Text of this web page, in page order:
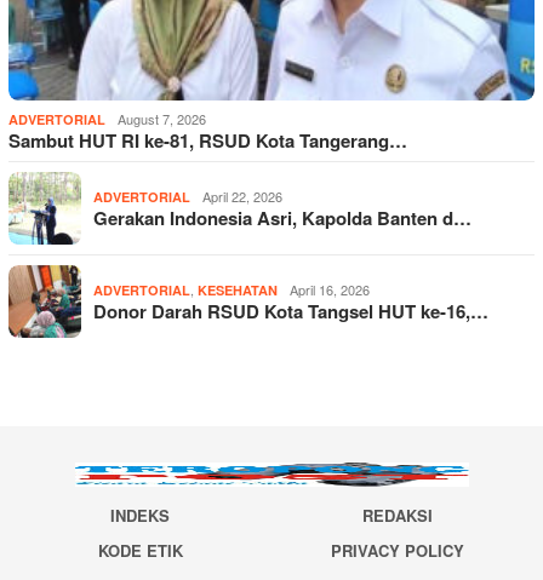
ADVERTORIAL August 7, 2026
Sambut HUT RI ke-81, RSUD Kota Tangerang…
ADVERTORIAL April 22, 2026
Gerakan Indonesia Asri, Kapolda Banten d…
ADVERTORIAL, KESEHATAN April 16, 2026
Donor Darah RSUD Kota Tangsel HUT ke-16,…
INDEKS
REDAKSI
KODE ETIK
PRIVACY POLICY